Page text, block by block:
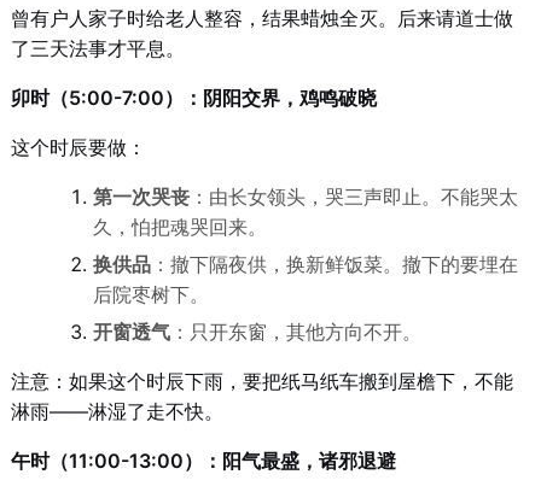
曾有户人家子时给老人整容，结果蜡烛全灭。后来请道士做
了三天法事才平息。
卯时（5:00-7:00）：阴阳交界，鸡鸣破晓
这个时辰要做：
第一次哭丧：由长女领头，哭三声即止。不能哭太
久，怕把魂哭回来。
换供品：撤下隔夜供，换新鲜饭菜。撤下的要埋在
后院枣树下。
开窗透气：只开东窗，其他方向不开。
注意：如果这个时辰下雨，要把纸马纸车搬到屋檐下，不能
淋雨——淋湿了走不快。
午时（11:00-13:00）：阳气最盛，诸邪退避